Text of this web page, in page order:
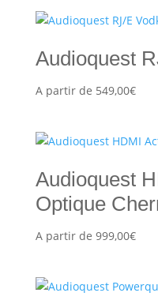
Audioquest
A partir de 549,00€
Audioquest
Optique
A partir de 999,00€